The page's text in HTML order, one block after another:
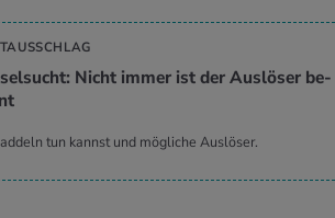
Nicht immer ist der Aus­lö­ser be­
tun kannst und mögliche Auslöser.